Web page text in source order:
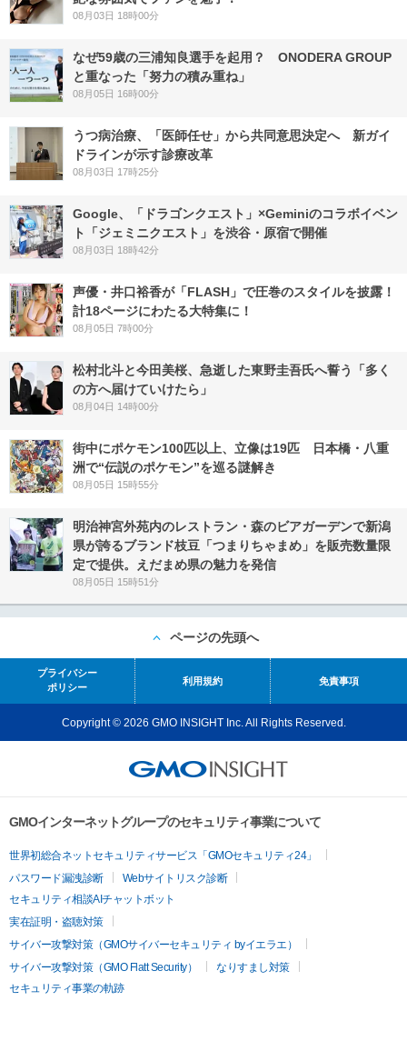
08月03日 18時00分
なぜ59歳の三浦知良選手を起用？ ONODERA GROUP
と重なった「努力の積み重ね」
08月05日 16時00分
うつ病治療、「医師任せ」から共同意思決定へ 新ガイ
ドラインが示す診療改革
08月03日 17時25分
Google、「ドラゴンクエスト」×Geminiのコラボイベン
ト「ジェミニクエスト」を渋谷・原宿で開催
08月03日 18時42分
声優・井口裕香が「FLASH」で圧巻のスタイルを披露！
計18ページにわたる大特集に！
08月05日 7時00分
松村北斗と今田美桜、急逝した東野圭吾氏へ誓う「多く
の方へ届けていけたら」
08月04日 14時00分
街中にポケモン100匹以上、立像は19匹 日本橋・八重
洲で“伝説のポケモン”を巡る謎解き
08月05日 15時55分
明治神宮外苑内のレストラン・森のビアガーデンで新潟
県が誇るブランド枝豆「つまりちゃまめ」を販売数量限
定で提供。えだまめ県の魅力を発信
08月05日 15時51分
ページの先頭へ
プライバシー
ポリシー
利用規約 免責事項
Copyright © 2026 GMO INSIGHT Inc. All Rights Reserved.
GMOインターネットグループのセキュリティ事業について
世界初総合ネットセキュリティサービス「GMOセキュリティ24」
パスワード漏洩診断
Webサイトリスク診断
セキュリティ相談AIチャットボット
実在証明・盗聴対策
サイバー攻撃対策（GMOサイバーセキュリティ byイエラエ）
サイバー攻撃対策（GMO Flatt Security）
なりすまし対策
セキュリティ事業の軌跡